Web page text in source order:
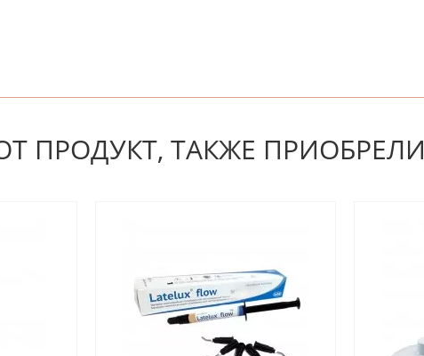
кто напишет отзыв.
ПРОДУКТ, ТАКЖЕ ПРИОБРЕЛИ